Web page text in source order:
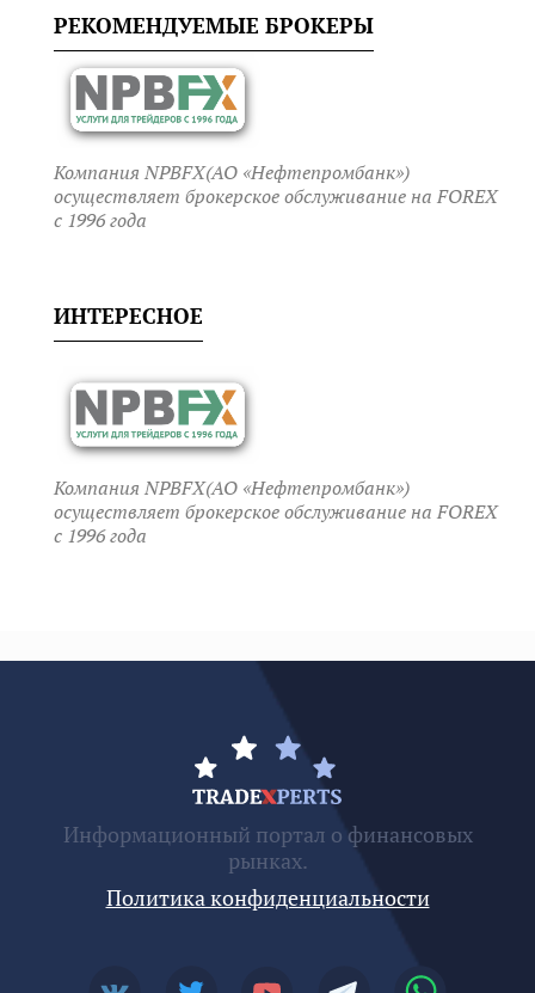
РЕКОМЕНДУЕМЫЕ БРОКЕРЫ
Компания NPBFX(АО «Нефтепромбанк»)
осуществляет брокерское обслуживание на FOREX
c 1996 года
ИНТЕРЕСНОЕ
Компания NPBFX(АО «Нефтепромбанк»)
осуществляет брокерское обслуживание на FOREX
c 1996 года
Информационный портал о финансовых
рынках.
Политика конфиденциальности